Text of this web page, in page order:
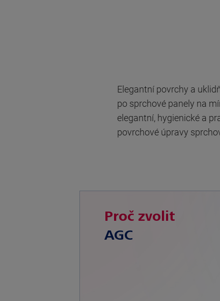
Elegantní povrchy a
po sprchové panely na
elegantní, hygienické a
povrchové úpravy
Proč zvolit
AGC